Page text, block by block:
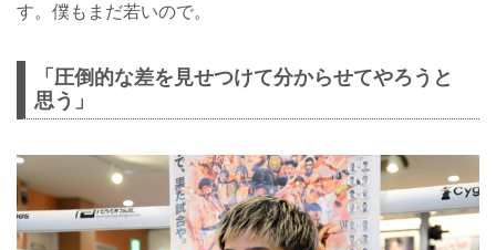
す。僕もまだ若いので。
「圧倒的な差を見せつけて分からせてやろうと
思う」